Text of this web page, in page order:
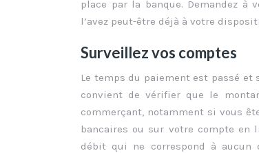
place par la banque. Demandez
l’avez peut-être déjà à votre
Surveillez vos comptes
Le temps du paiement est passé et
convient de vérifier que le
commerçant, notamment si vous
bancaires ou sur votre compte en
débit qui ne correspond à aucun